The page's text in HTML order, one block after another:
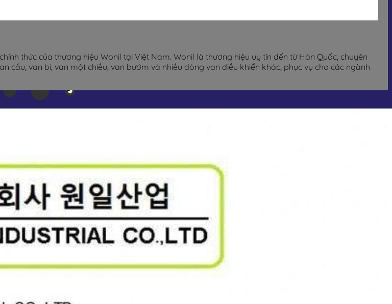
thức của thương hiệu Wonil tại Việt Nam. Wonil là thương hiệu uy tín đến từ Hàn Quốc, chuyên
van bi, van một chiều, van bướm và nhiều dòng van điều khiển khác, phục vụ cho các ngành